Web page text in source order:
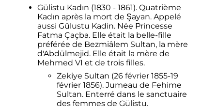
Gülistu Kadın (1830 - 1861). Quatrième
Kadın après la mort de Şayan. Appelé
aussi Gülustu Kadin. Née Princesse
Fatma Çaçba. Elle était la belle-fille
préférée de Bezmiâlem Sultan, la mère
d'Abdülmejid. Elle était la mère de
Mehmed VI et de trois filles.
Zekiye Sultan (26 février 1855-19
février 1856). Jumeau de Fehime
Sultan. Enterré dans le sanctuaire
des femmes de Gülistu.